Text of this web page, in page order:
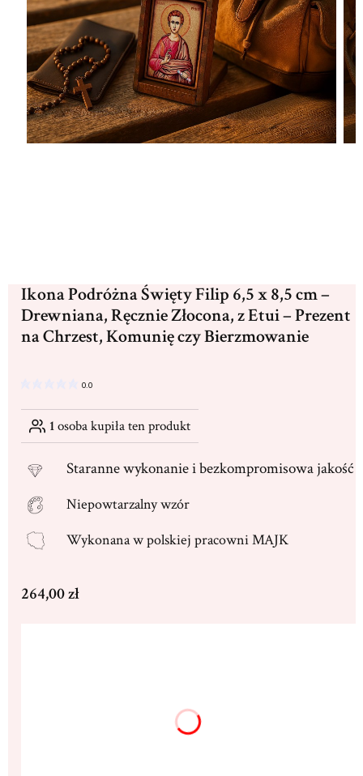
Ikona Podróżna Święty Filip 6,5 x 8,5 cm –
Drewniana, Ręcznie Złocona, z Etui – Prezent
na Chrzest, Komunię czy Bierzmowanie
0.0
1osoba kupiła ten produkt
Starannewykonanie i bezkompromisowa jakość
Niepowtarzalny wzór
Wykonana wpolskiej pracowni MAJK
Cena
264,00 zł
(+16,00 zł)